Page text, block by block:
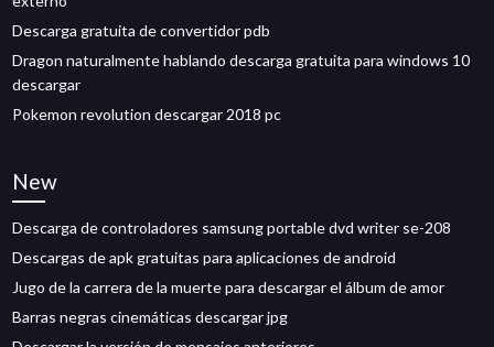
Descarga gratuita de convertidor pdb
Dragon naturalmente hablando descarga gratuita para windows 10
descargar
Pokemon revolution descargar 2018 pc
New
Descarga de controladores samsung portable dvd writer se-208
Descargas de apk gratuitas para aplicaciones de android
Jugo de la carrera de la muerte para descargar el álbum de amor
Barras negras cinemáticas descargar jpg